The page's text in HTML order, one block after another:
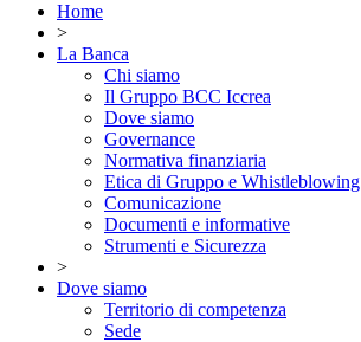
Home
>
La Banca
Chi siamo
Il Gruppo BCC Iccrea
Dove siamo
Governance
Normativa finanziaria
Etica di Gruppo e Whistleblowing
Comunicazione
Documenti e informative
Strumenti e Sicurezza
>
Dove siamo
Territorio di competenza
Sede